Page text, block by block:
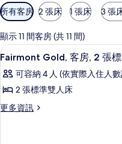
可
用
的
客
房
篩
選
件
所有客房 2 張床 1 張床 3 張
顯示 11 間客房 (共 11 間)
顯
示
Fairmont
Gold,
客
2
Fairmont Gold, 客房, 2 張
可容納 4 人 (依實際入住人
2 張標準雙人床
更多資訊
更